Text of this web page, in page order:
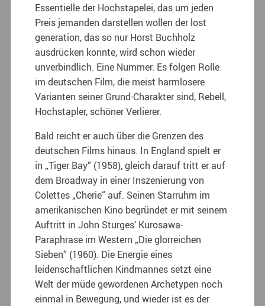
Essentielle der Hochstapelei, das um jeden
Preis jemanden darstellen wollen der lost
generation, das so nur Horst Buchholz
ausdrücken konnte, wird schon wieder
unverbindlich. Eine Nummer. Es folgen Rolle
im deutschen Film, die meist harmlosere
Varianten seiner Grund-Charakter sind, Rebell,
Hochstapler, schöner Verlierer.
Bald reicht er auch über die Grenzen des
deutschen Films hinaus. In England spielt er
in „Tiger Bay“ (1958), gleich darauf tritt er auf
dem Broadway in einer Inszenierung von
Colettes „Cherie“ auf. Seinen Starruhm im
amerikanischen Kino begründet er mit seinem
Auftritt in John Sturges‘ Kurosawa-
Paraphrase im Western „Die glorreichen
Sieben“ (1960). Die Energie eines
leidenschaftlichen Kindmannes setzt eine
Welt der müde gewordenen Archetypen noch
einmal in Bewegung, und wieder ist es der